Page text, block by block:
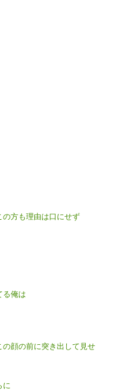
の方も理由は口にせず
る俺は
顔の前に突き出して見せ
に